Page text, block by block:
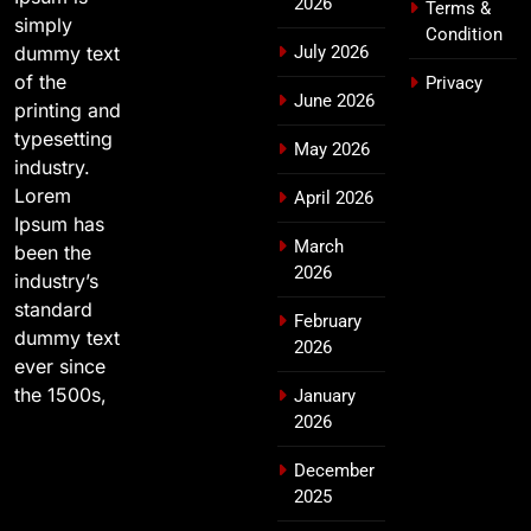
simply
dummy text
of the
printing and
typesetting
industry.
Lorem
Ipsum has
been the
industry’s
standard
dummy text
ever since
the 1500s,
July 2026
June 2026
May 2026
April 2026
March
2026
February
2026
January
2026
December
2025
Terms &
Condition
Privacy